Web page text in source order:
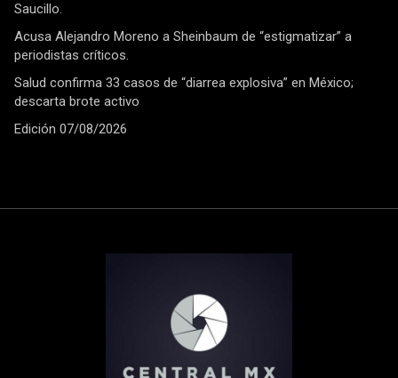
Saucillo.
Acusa Alejandro Moreno a Sheinbaum de “estigmatizar” a
periodistas críticos.
Salud confirma 33 casos de “diarrea explosiva” en México;
descarta brote activo
Edición 07/08/2026